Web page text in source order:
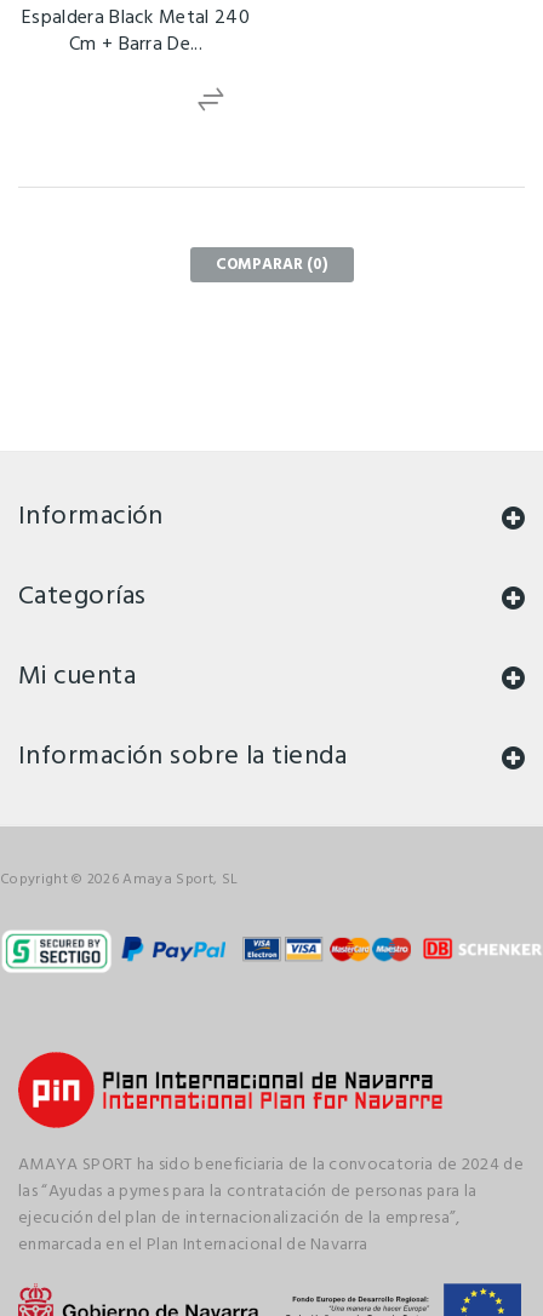
Espaldera Black Metal 240
Cm + Barra De...
COMPARAR (0)
Información
Categorías
Mi cuenta
Información sobre la tienda
Copyright © 2026 Amaya Sport, SL
AMAYA SPORT ha sido beneficiaria de la convocatoria de 2024 de
las “Ayudas a pymes para la contratación de personas para la
ejecución del plan de internacionalización de la empresa”,
enmarcada en el Plan Internacional de Navarra